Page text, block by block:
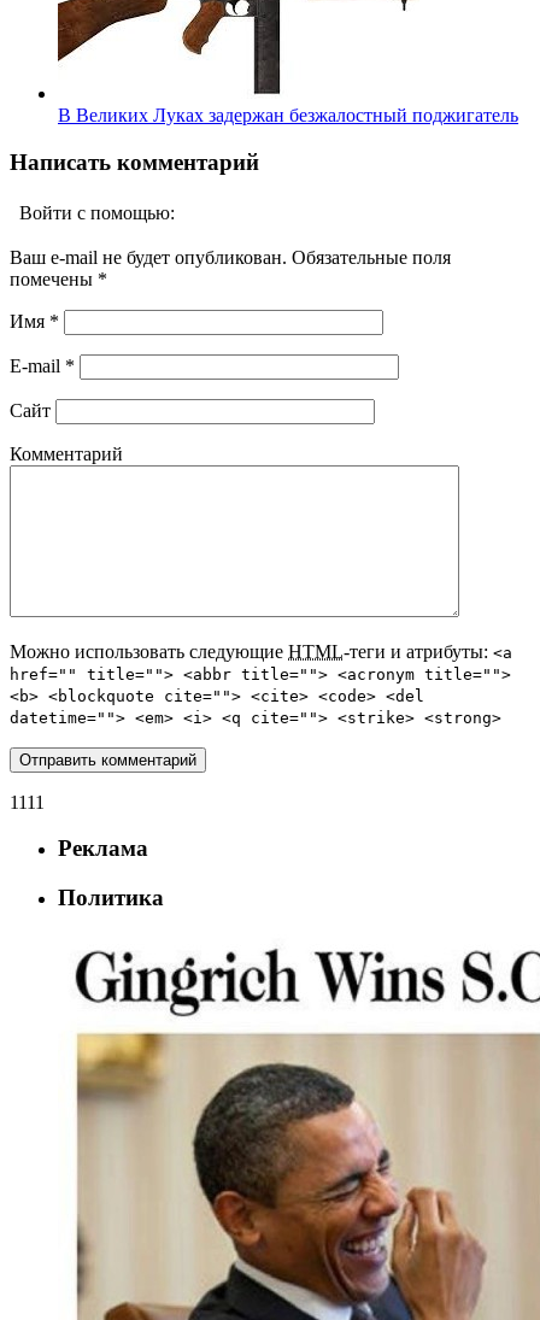
В Великих Луках задержан безжалостный поджигатель
Написать комментарий
Войти с помощью:
Ваш e-mail не будет опубликован. Обязательные поля
помечены *
Имя *
E-mail *
Сайт
Комментарий
Можно использовать следующие HTML-теги и атрибуты: <a
href="" title=""> <abbr title=""> <acronym title="">
<b> <blockquote cite=""> <cite> <code> <del
datetime=""> <em> <i> <q cite=""> <strike> <strong>
1111
Реклама
Политика